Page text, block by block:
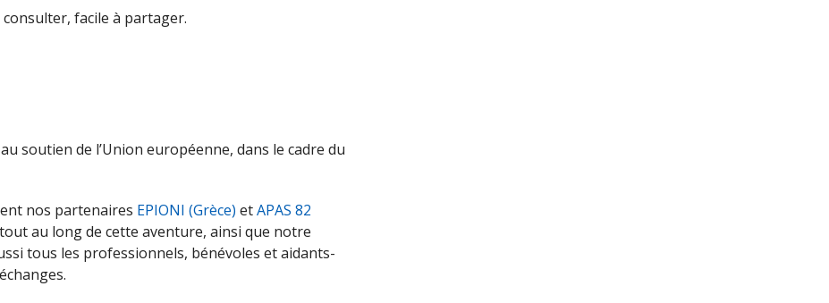
facile à partager.
soutien de l’Union européenne, dans le cadre du
nos partenaires EPIONI (Grèce) etAPAS 82
au long de cette aventure, ainsi que notre
tous les professionnels, bénévoles et aidants-